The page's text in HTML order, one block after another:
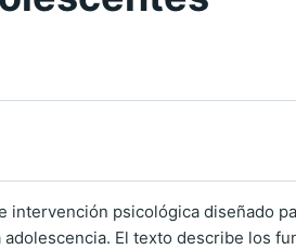
intervención psicológica diseñado
El texto describe los